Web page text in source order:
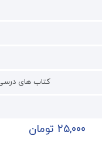
کتاب های
25,000 تومان